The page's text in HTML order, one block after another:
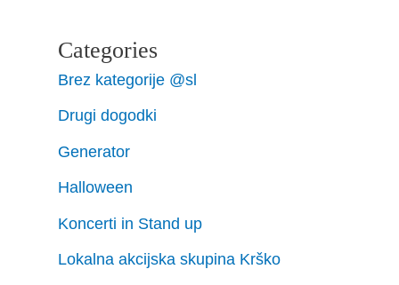
Categories
Brez kategorije @sl
Drugi dogodki
Generator
Halloween
Koncerti in Stand up
Lokalna akcijska skupina Krško